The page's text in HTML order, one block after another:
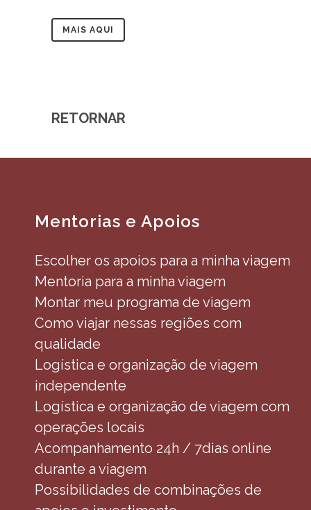
MAIS AQUI
RETORNAR
Mentorias e Apoios
Escolher os apoios para a minha viagem
Mentoria para a minha viagem
Montar meu programa de viagem
Como viajar nessas regiões com
qualidade
Logística e organização de viagem
independente
Logística e organização de viagem com
operações locais
Acompanhamento 24h / 7dias online
durante a viagem
Possibilidades de combinações de